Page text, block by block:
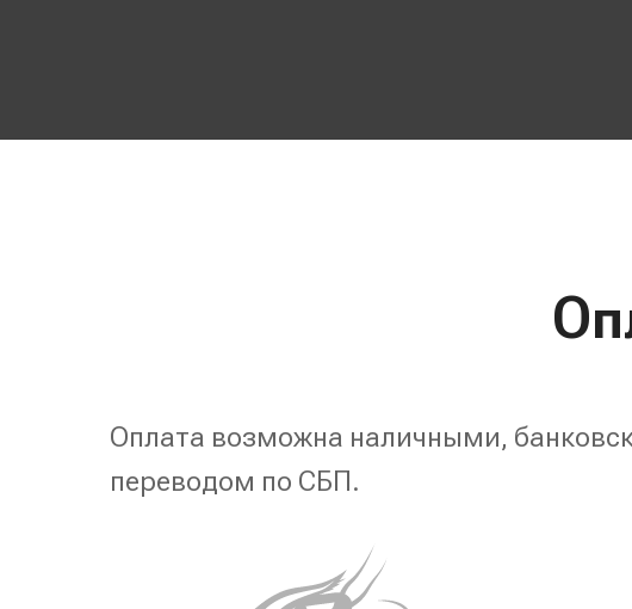
Оплата возможна наличными,
переводом по СБП.